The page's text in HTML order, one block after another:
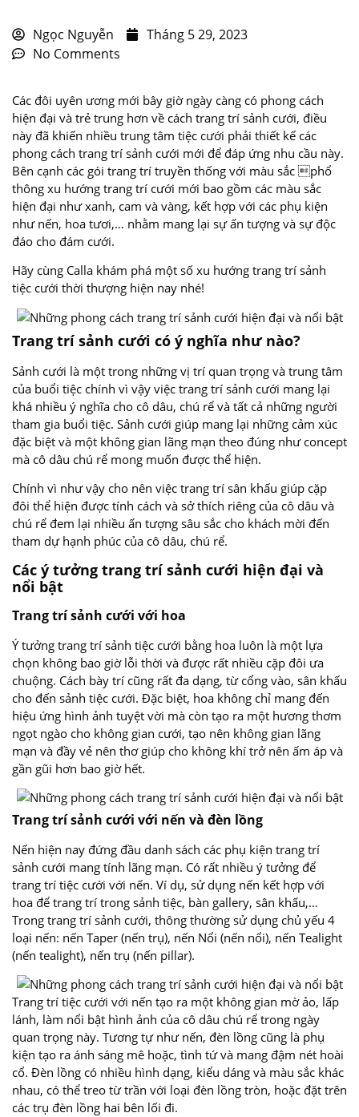
Ngọc Nguyễn
Tháng 5 29, 2023
No Comments
Các đôi uyên ương mới bây giờ ngày càng có phong cách
hiện đại và trẻ trung hơn về cách trang trí sảnh cưới, điều
này đã khiến nhiều trung tâm tiệc cưới phải thiết kế các
phong cách trang trí sảnh cưới mới để đáp ứng nhu cầu này.
Bên cạnh các gói trang trí truyền thống với màu sắc phổ
thông xu hướng trang trí cưới mới bao gồm các màu sắc
hiện đại như xanh, cam và vàng, kết hợp với các phụ kiện
như nến, hoa tươi,… nhằm mang lại sự ấn tượng và sự độc
đáo cho đám cưới.
Hãy cùng Calla khám phá một số xu hướng trang trí sảnh
tiệc cưới thời thượng hiện nay nhé!
Trang trí sảnh cưới có ý nghĩa như nào?
Sảnh cưới là một trong những vị trí quan trọng và trung tâm
của buổi tiệc chính vì vậy việc trang trí sảnh cưới mang lại
khá nhiều ý nghĩa cho cô dâu, chú rể và tất cả những người
tham gia buổi tiệc. Sảnh cưới giúp mang lại những cảm xúc
đặc biệt và một không gian lãng mạn theo đúng như concept
mà cô dâu chú rể mong muốn được thể hiện.
Chính vì như vậy cho nên việc trang trí sân khấu giúp cặp
đôi thể hiện được tính cách và sở thích riêng của cô dâu và
chú rể đem lại nhiều ấn tượng sâu sắc cho khách mời đến
tham dự hạnh phúc của cô dâu, chú rể.
Các ý tưởng trang trí sảnh cưới hiện đại và
nổi bật
Trang trí sảnh cưới với hoa
Ý tưởng trang trí sảnh tiệc cưới bằng hoa luôn là một lựa
chọn không bao giờ lỗi thời và được rất nhiều cặp đôi ưa
chuộng. Cách bày trí cũng rất đa dạng, từ cổng vào, sân khấu
cho đến sảnh tiệc cưới. Đặc biệt, hoa không chỉ mang đến
hiệu ứng hình ảnh tuyệt vời mà còn tạo ra một hương thơm
ngọt ngào cho không gian cưới, tạo nên không gian lãng
mạn và đầy vẻ nên thơ giúp cho không khí trở nên ấm áp và
gần gũi hơn bao giờ hết.
Trang trí sảnh cưới với nến và đèn lồng
Nến hiện nay đứng đầu danh sách các phụ kiện trang trí
sảnh cưới mang tính lãng mạn. Có rất nhiều ý tưởng để
trang trí tiệc cưới với nến. Ví dụ, sử dụng nến kết hợp với
hoa để trang trí trong sảnh tiệc, bàn gallery, sân khấu,…
Trong trang trí sảnh cưới, thông thường sử dụng chủ yếu 4
loại nến: nến Taper (nến trụ), nến Nổi (nến nổi), nến Tealight
(nến tealight), nến trụ (nến pillar).
Trang trí tiệc cưới với nến tạo ra một không gian mờ ảo, lấp
lánh, làm nổi bật hình ảnh của cô dâu chú rể trong ngày
quan trọng này. Tương tự như nến, đèn lồng cũng là phụ
kiện tạo ra ánh sáng mê hoặc, tình tứ và mang đậm nét hoài
cổ. Đèn lồng có nhiều hình dạng, kiểu dáng và màu sắc khác
nhau, có thể treo từ trần với loại đèn lồng tròn, hoặc đặt trên
các trụ đèn lồng hai bên lối đi.